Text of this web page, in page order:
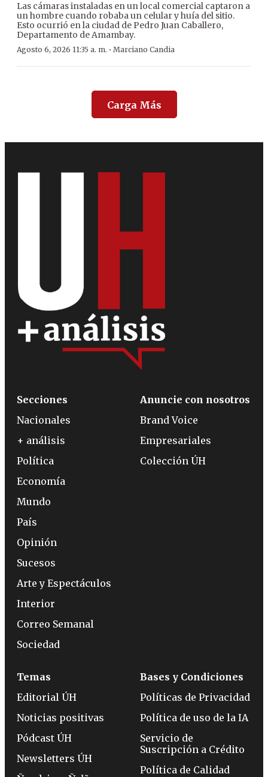
Las cámaras instaladas en un local comercial captaron a
un hombre cuando robaba un celular y huía del sitio.
Esto ocurrió en la ciudad de Pedro Juan Caballero,
Departamento de Amambay.
Agosto 6, 2026 11:35 a. m. · Marciano Candia
Carga Más
Secciones
Nacionales
+ análisis
Política
Economía
Mundo
País
Opinión
Sucesos
Arte y Espectáculos
Interior
Correo Semanal
Sociedad
Anuncie con nosotros
Brand Voice
Empresariales
Colección ÚH
Temas
Editorial ÚH
Noticias positivas
Pódcast ÚH
Newsletters ÚH
Bases y Condiciones
Políticas de Privacidad
Política de uso de la IA
Servicio de
Suscripción a Crédito
Política de Calidad